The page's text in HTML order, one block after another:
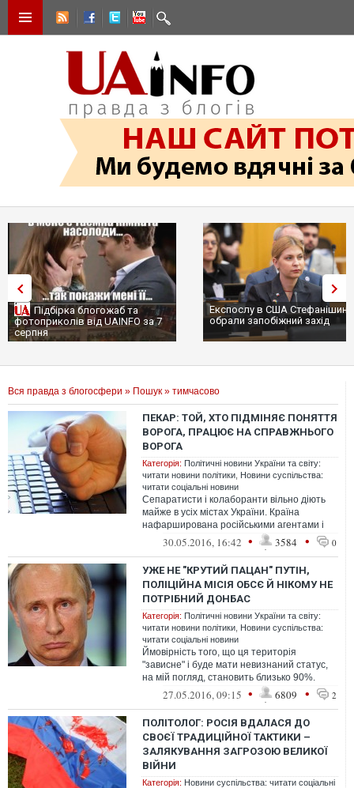
Підбірка блогожаб та
фотоприколів від UAINFO за 7
серпня
Експослу в США
обрали запобіжний захід
Вся правда з блогосфери » Пошук » тимчасово
ПЕКАР: ТОЙ, ХТО ПІДМІНЯЄ ПОНЯТТЯ
ВОРОГА, ПРАЦЮЄ НА СПРАВЖНЬОГО
ВОРОГА
Категорія: Політичні новини України та світу:
читати новини політики Новини суспільства:
читати соціальні новини
Сепаратисти і колаборанти вільно діють
майже в усіх містах України. Країна
нафарширована російськими агентами і
людьми всяких медведчуків. Російська а...
30.05.2016, 16:42 • 3584 • 0
УЖЕ НЕ "КРУТИЙ ПАЦАН" ПУТІН,
ПОЛІЦІЙНА МІСІЯ ОБСЄ Й НІКОМУ НЕ
ПОТРІБНИЙ ДОНБАС
Категорія: Політичні новини України та світу:
читати новини політики Новини суспільства:
читати соціальні новини
Ймовірність того, що ця територія
"зависне" і буде мати невизнаний статус,
на мій погляд, становить близько 90%.
Ніхто не хоче брати на себе відповіда...
27.05.2016, 09:15 • 6809 • 2
ПОЛІТОЛОГ: РОСІЯ ВДАЛАСЯ ДО
СВОЄЇ ТРАДИЦІЙНОЇ ТАКТИКИ –
ЗАЛЯКУВАННЯ ЗАГРОЗОЮ ВЕЛИКОЇ
ВІЙНИ
Категорія: Новини суспільства: читати соціальні